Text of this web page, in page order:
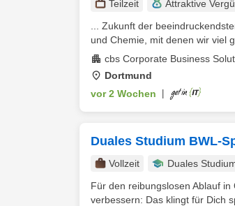
Teilzeit
Attraktive
... Zukunft der
und Chemie, mit denen wir viel
cbs Corporate Business
Dortmund
vor 2 Wochen
Duales Studium BWL-
Vollzeit
Duales
Für den reibungslosen Ablauf
verbessern: Das klingt für Dich